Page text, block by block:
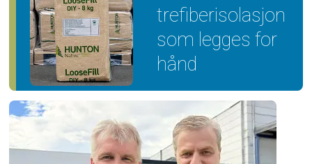
trefiber­isolasjon
som legges for
hånd